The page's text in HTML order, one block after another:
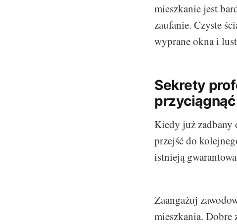
mieszkanie jest
zaufanie. Czyste
wyprane okna i
Sekrety
Kiedy już zadbany
przejść do
istnieją
Zaangażuj
mieszkania. Dobre